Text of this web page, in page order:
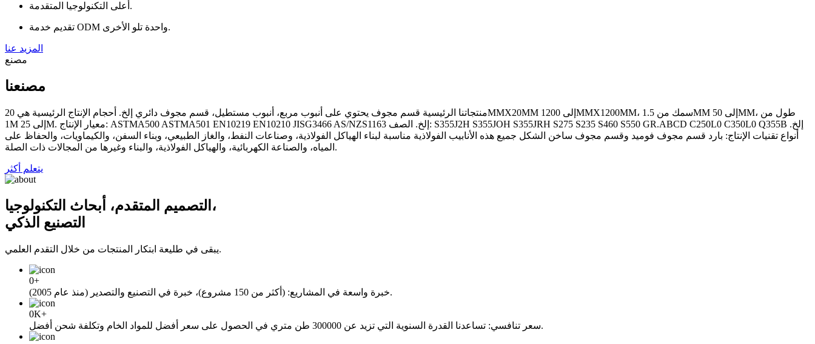
أعلى التكنولوجيا المتقدمة.
تقديم خدمة ODM واحدة تلو الأخرى.
المزيد عنا
مصنع
مصنعنا
منتجاتنا الرئيسية قسم مجوف يحتوي على أنبوب مربع، أنبوب مستطيل، قسم مجوف دائري إلخ. أحجام الإنتاج الرئيسية هي 20MMX20MM إلى 1200MMX1200MM، سمك من 1.5MM إلى 50MM، طول من
1M إلى 25M. معيار الإنتاج: ASTMA500 ASTMA501 EN10219 EN10210 JISG3466 AS/NZS1163 إلخ. الصف: S355J2H S355JOH S355JRH S275 S235 S460 S550 GR.ABCD C250L0 C350L0 Q355B إلخ.
أنواع تقنيات الإنتاج: بارد قسم مجوف فوميد وقسم مجوف ساخن الشكل جميع هذه الأنابيب الفولاذية مناسبة لبناء الهياكل الفولاذية، وصناعات النفط، والغاز الطبيعي، وبناء السفن، والكيماويات، والحفاظ على
المياه، والصناعة الكهربائية، والهياكل الفولاذية، والبناء وغيرها من المجالات ذات الصلة.
يتعلم أكثر
التصميم المتقدم، أبحاث التكنولوجيا،
التصنيع الذكي
يبقى في طليعة ابتكار المنتجات من خلال التقدم العلمي.
0+
خبرة واسعة في المشاريع: (أكثر من 150 مشروع)، خبرة في التصنيع والتصدير (منذ عام 2005).
0K+
سعر تنافسي: تساعدنا القدرة السنوية التي تزيد عن 300000 طن متري في الحصول على سعر أفضل للمواد الخام وتكلفة شحن أفضل.